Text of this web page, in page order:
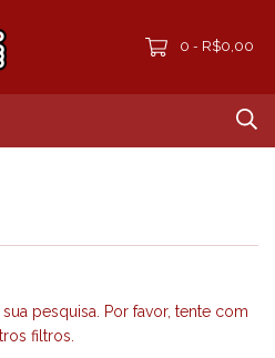
0 - R$0,00
pesquisa. Por favor, tente com
filtros.